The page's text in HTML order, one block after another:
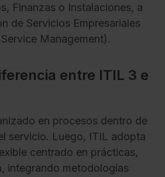
Finanzas o Instalaciones, a
de Servicios Empresariales
Management).
entre ITIL 3 e
en procesos dentro de
servicio. Luego, ITIL adopta
centrado en prácticas,
integrando metodologías